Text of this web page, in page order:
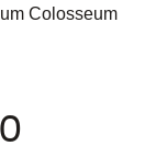
Colosseum